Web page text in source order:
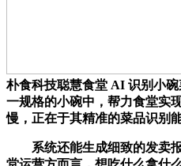
朴食科技聪慧食堂 AI 识别小
一规格的小碗中，帮力食堂实
慢，正在于其精准的菜品识别能
系统还能生成细致的发卖报